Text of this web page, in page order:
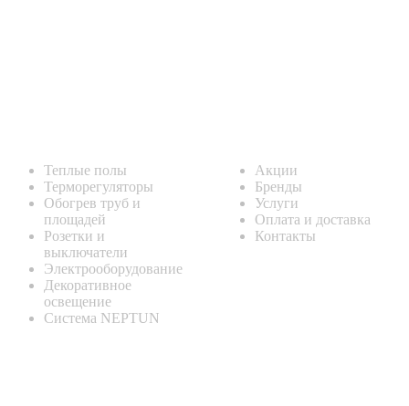
Теплые полы
Терморегуляторы
Обогрев труб и
площадей
Розетки и
выключатели
Электрооборудование
Декоративное
освещение
Система NEPTUN
Акции
Бренды
Услуги
Оплата и доставка
Контакты